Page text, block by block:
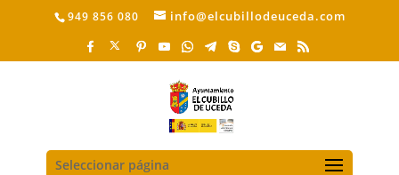
949 856 080 info@elcubillodeuceda.com
Seleccionar página